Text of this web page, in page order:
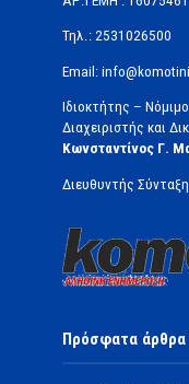
Τηλ.: 2531026500
Email:
Ιδιοκτήτης –
Διαχειριστής και
Κωνσταντίνος Γ.
Διευθυντής
Πρόσφατα άρθρα